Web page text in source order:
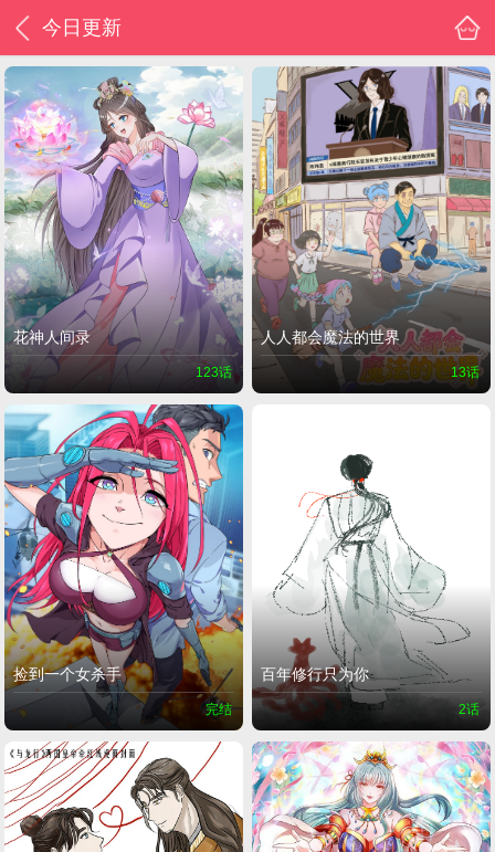
今日更新
花神人间录
123话
人人都会魔法的世界
13话
捡到一个女杀手
完结
百年修行只为你
2话